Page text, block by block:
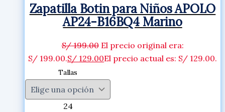
Zapatilla Botin para Niños APOLO
AP24-B16BQ4 Marino
S/199.00 El precio original era:
S/ 199.00.S/ 129.00El precio actual es: S/ 129.00.
Tallas
24